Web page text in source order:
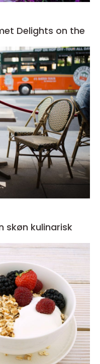
Delights on the
skøn kulinarisk